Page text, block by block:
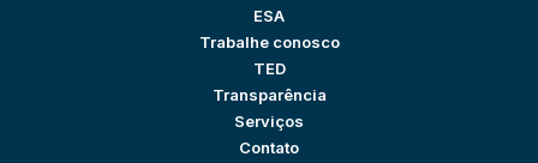
ESA
Trabalhe conosco
TED
Transparência
Serviços
Contato